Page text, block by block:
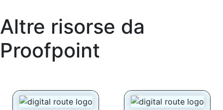
Altre risorse da
Proofpoint